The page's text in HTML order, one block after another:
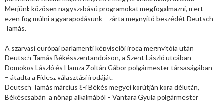
Merjünk közösen nagyszabású programokat megfogalmazni, mert
ezen fog múlni a gyarapodásunk – zárta megnyitó beszédét Deutsch
Tamás.
A szarvasi európai parlamenti képviselői iroda megnyitója után
Deutsch Tamás Békésszentandráson, a Szent László utcában –
Domokos László és Hamza Zoltán Gábor polgármester társaságában
– átadta a Fidesz választási irodáját.
Deutsch Tamás március 8-i Békés megyei körútján kora délután,
Békéscsabán a nőnap alkalmából – Vantara Gyula polgármester